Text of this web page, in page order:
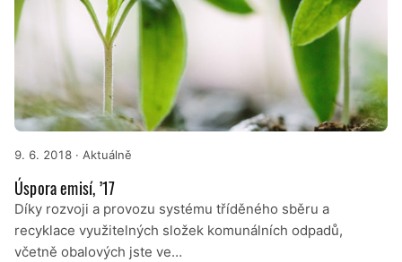
9. 6. 2018 · Aktuálně
Úspora emisí, ’17
Díky rozvoji a provozu systému tříděného sběru a
recyklace využitelných složek komunálních odpadů,
včetně obalových jste ve…